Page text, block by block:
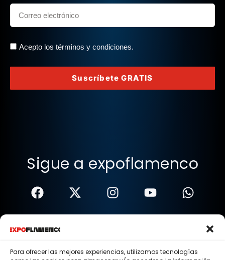
Para ofrecer las mejores experiencias, utilizamos tecnologías
Acepto los términos y condiciones.
Suscríbete GRATIS
Sigue a expoflamenco
Términos Y Condiciones
Política De Privacidad